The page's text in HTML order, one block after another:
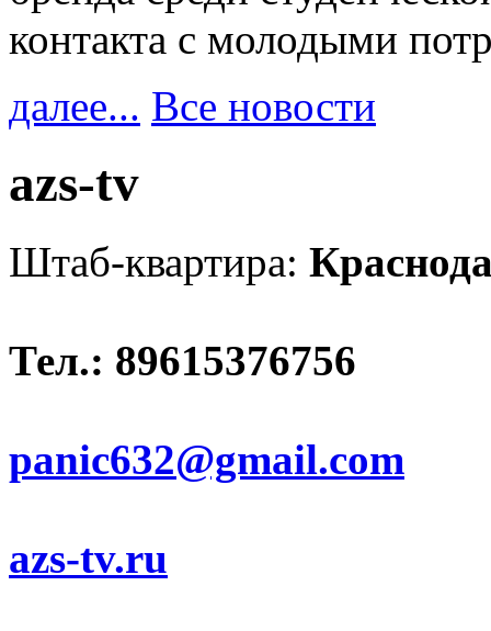
контакта с молодыми
далее... Все новости
azs-tv
Штаб-квартира:
Тел.: 89615376756
panic632@gmail.com
azs-tv.ru